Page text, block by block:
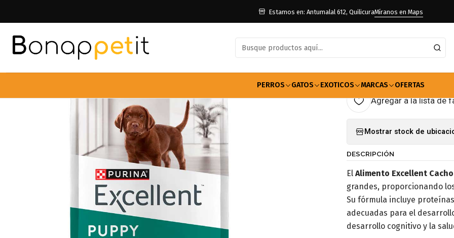
PERROS GATOS EXOTICOS MARCAS OFERTAS
Estamos en: Antumalal 612, QuilicuraMíranos en Maps
Alimentos Para Perros Cachorro Alimento Excellent Cachorro
Alimento
15kg
Agregar a la lista de
Mostrar stock de
DESCRIPCIÓN
El Alimento Excellent
grandes, proporcionando
Su fórmula incluye
adecuadas para el
desarrollo cognitivo y la